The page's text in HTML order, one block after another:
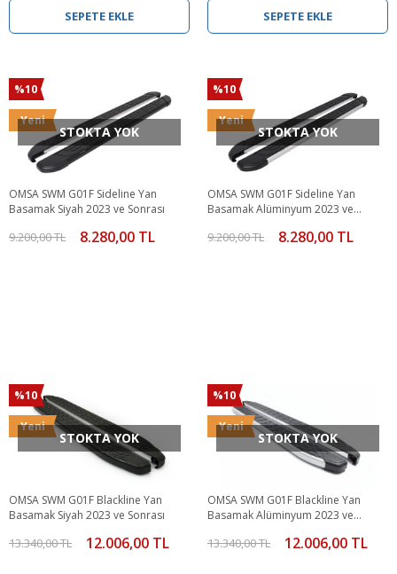
SEPETE EKLE SEPETE EKLE
%10
Yeni
STOKTA YOK
OMSA SWM G01F Sideline Yan
Basamak Siyah 2023 ve Sonrası
9.200,00 TL 8.280,00 TL
%10
Yeni
STOKTA YOK
OMSA SWM G01F Sideline Yan
Basamak Alüminyum 2023 ve
9.200,00 TL 8.280,00 TL
%10
Yeni
STOKTA YOK
OMSA SWM G01F Blackline Yan
Basamak Siyah 2023 ve Sonrası
13.340,00 TL 12.006,00 TL
%10
Yeni
STOKTA YOK
OMSA SWM G01F Blackline Yan
Basamak Alüminyum 2023 ve
13.340,00 TL 12.006,00 TL